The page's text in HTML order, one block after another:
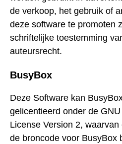
de verkoop, het gebruik of
deze software te promoten
schriftelijke toestemming
auteursrecht.
BusyBox
Deze Software kan
gelicentieerd onder de
License Version 2,
de broncode voor BusyBox